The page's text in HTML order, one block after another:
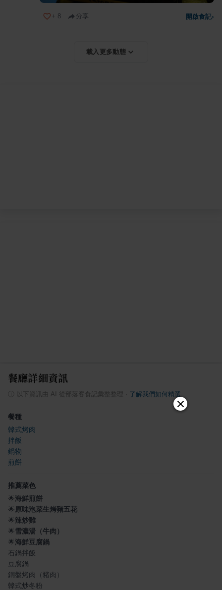
+ 8 分享 開啟食記›
載入更多動態
餐廳詳細資訊
ⓘ 以下資訊由 AI 從部落客食記彙整整理 了解我們如何精選
餐種
韓式烤肉
拌飯
鍋物
煎餅
推薦菜色
🌟海鮮煎餅
🌟 原味泡菜生烤豬五花
🌟辣炒雞
🌟雪濃湯（牛肉）
🌟海鮮豆腐鍋
石鍋拌飯
豆腐鍋
銅盤烤肉（豬肉）
韓式炒冬粉